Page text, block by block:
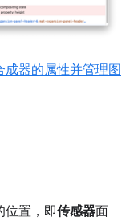
成器的属性并管理图
位置，即传感器面